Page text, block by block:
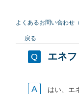
よくあるお問い合わせ（
戻る
エネ
はい、エ